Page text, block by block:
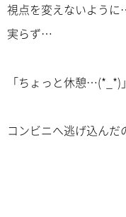
視点を変えないよう
実らず…
「ちょっと休憩…(*_*)」
コンビニへ逃げ込んだ